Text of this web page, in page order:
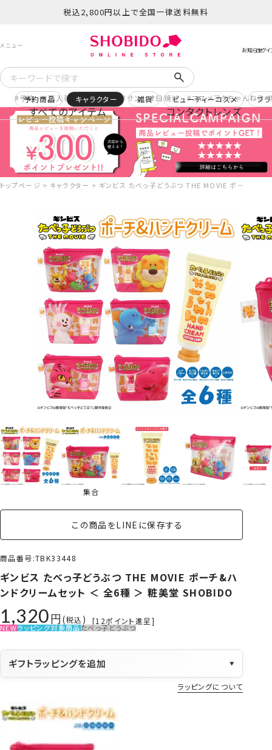
税込2,800円以上で全国一律送料無料
予約 再入荷 ヒロアカ サンリオ日焼け コスメヲタちゃんねる
すべてのアイテム コンタクトレンズ
予約商品 キャラクター 雑貨 ビューティーコスメ ブ
トップページ キャラクター ギンビス たべっ子どうぶつ THE MOVIE ポーチ&ハ
集合
この商品をLINEに保存する
商品番号 TBK33448
ギンビス たべっ子どうぶつ THE MOVIE ポーチ&ハ
ンドクリームセット ＜ 全6種 ＞ 粧美堂 SHOBIDO
1,320 税込 [12ポイント進呈]
NEWラッピング対象商品たべっ子どうぶつ
ギフトラッピングを追加 ▼
ラッピングについて